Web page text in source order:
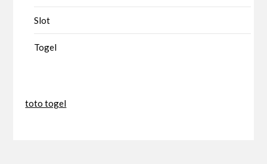
Slot
Togel
toto togel